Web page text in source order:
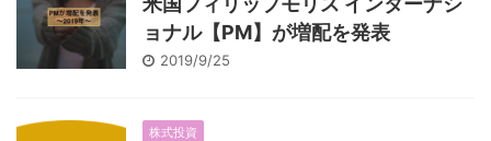
ョナル【PM】が増配を発表
2019/9/25
株式投資